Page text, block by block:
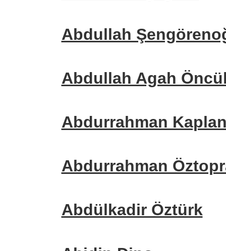
Abdullah
Abdullah Agah
Abdurrahman
Abdurrahman
Abdülkadir Öztürk